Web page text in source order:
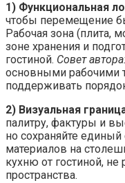
1) Функциональная
чтобы перемещение
Рабочая зона (плита,
зоне хранения и
гостиной. Совет
основными рабочими
поддерживать
2) Визуальная
палитру, фактуры и
но сохраняйте единый
материалов на
кухню от гостиной,
пространства.